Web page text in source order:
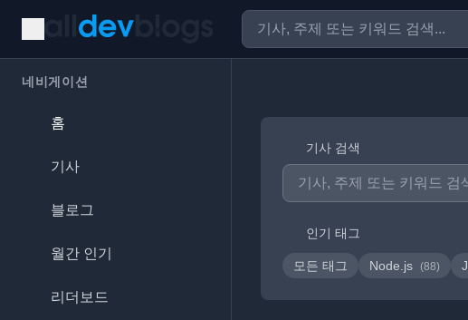
네비게이션
홈
기사
블로그
월간 인기
리더보드
기사 검색
인기 태그
모든 태그 Node.js (88)